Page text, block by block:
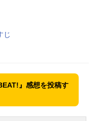
じ
』感想を投稿す